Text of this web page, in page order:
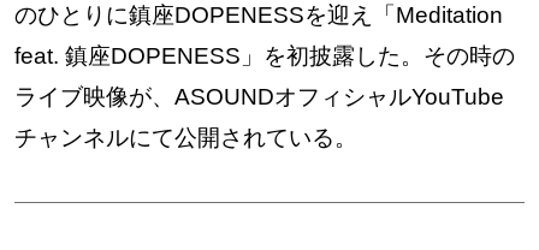
のひとりに鎮座DOPENESSを迎え「Meditation
feat. 鎮座DOPENESS」を初披露した。その時の
ライブ映像が、ASOUNDオフィシャルYouTube
チャンネルにて公開されている。